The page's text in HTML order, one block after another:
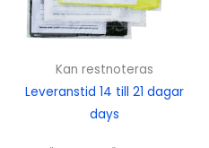
Kan restnoteras
Leveranstid 14 till 21 dagar
days